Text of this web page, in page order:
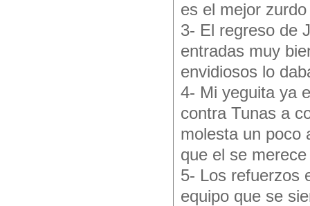
es el mejor
3- El regreso de
entradas muy
envidiosos lo
4- Mi yeguita ya
contra Tunas a
molesta un poco
que el se
5- Los refuerzos
equipo que se